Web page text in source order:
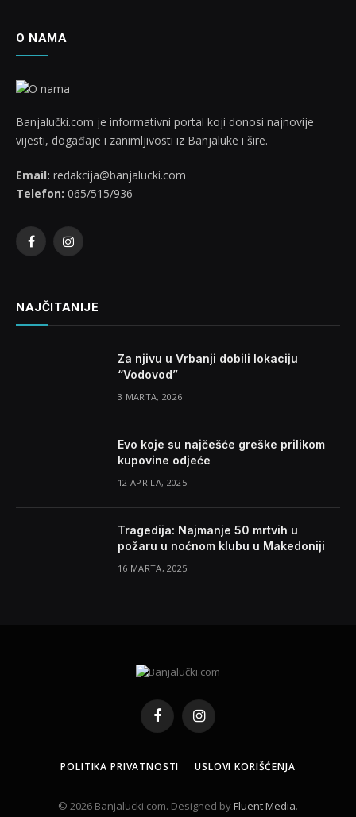
O NAMA
Banjalučki.com je informativni portal koji donosi najnovije
vijesti, događaje i zanimljivosti iz Banjaluke i šire.
Email: redakcija@banjalucki.com
Telefon: 065/515/936
FacebookInstagram
NAJČITANIJE
Za njivu u Vrbanji dobili lokaciju
“Vodovod”
3 MARTA, 2026
Evo koje su najčešće greške prilikom
kupovine odjeće
12 APRILA, 2025
Tragedija: Najmanje 50 mrtvih u
požaru u noćnom klubu u Makedoniji
16 MARTA, 2025
FacebookInstagram
POLITIKA PRIVATNOSTI USLOVI KORIŠĆENJA
© 2026 Banjalucki.com. Designed byFluent Media.